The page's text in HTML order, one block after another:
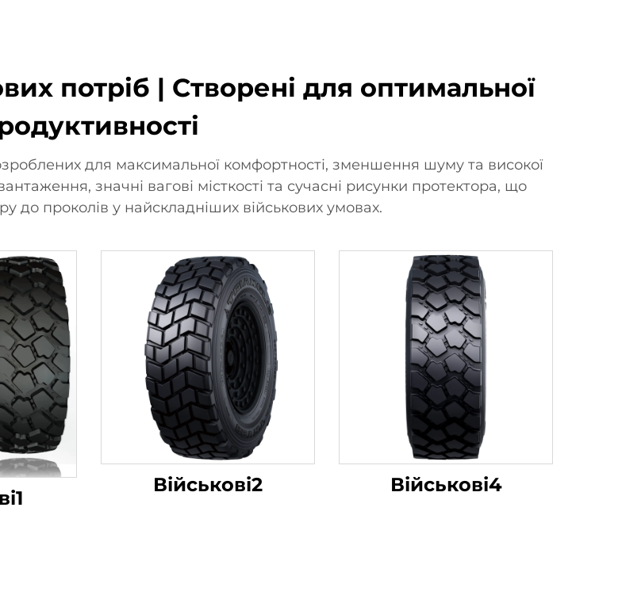
потріб | Створені для оптимальної
для максимальної комфортності, зменшення шуму та високої
значні вагові місткості та сучасні рисунки протектора, що
до проколів у найскладніших військових умовах.
Військові2 Військові4